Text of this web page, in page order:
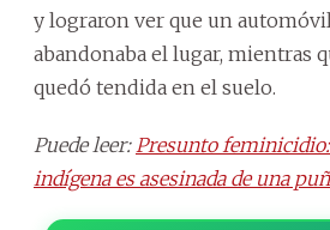
y lograron ver que un
abandonaba el lugar, mientras
quedó tendida en el suelo.
Puede leer: Presunto
indígena es asesinada de una